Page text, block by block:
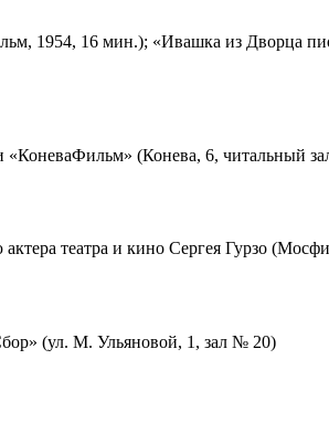
1954, 16 мин.); «Ивашка из Дворца
«КоневаФильм» (Конева, 6, читальный
театра и кино Сергея Гурзо
(ул. М. Ульяновой, 1, зал № 20)